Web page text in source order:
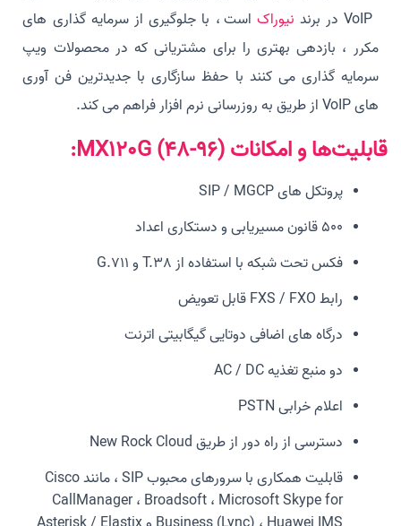
نیوراک است ، با جلوگیری از سرمایه گذاری های
مکرر ، بازدهی بهتری را برای مشتریانی که در محصولات ویپ
سرمایه گذاری می کنند با حفظ سازگاری با جدیدترین فن آوری
های VoIP از طریق به روزرسانی نرم افزار فراهم می کند.
قابلیت‌ها و امکانات MX120G (48-96):
پروتکل های SIP / MGCP
500 قانون مسیریابی و دستکاری اعداد
فکس تحت شبکه با استفاده از T.38 و G.711
رابط FXS / FXO قابل تعویض
درگاه های اضافی دوتایی گیگابیتی اترنت
دو منبع تغذیه AC / DC
اعلام خرابی PSTN
دسترسی از راه دور از طریق New Rock Cloud
قابلیت همکاری با سرورهای محبوب SIP ، مانند Cisco
CallManager ، Broadsoft ، Microsoft Skype for
Business (Lync) ، Huawei IMS و Asterisk / Elastix